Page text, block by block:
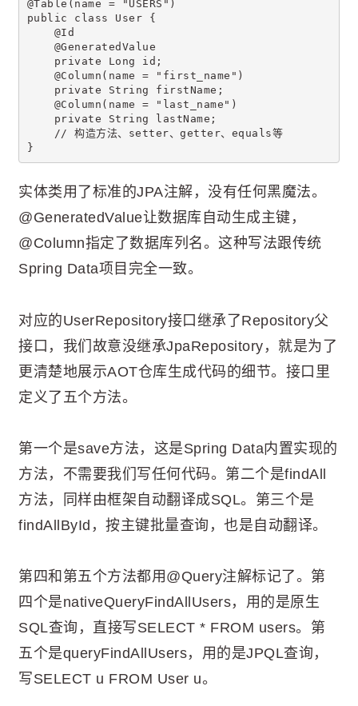
@Table(name = "USERS")
public class User {
@Id
@GeneratedValue
private Long id;
@Column(name = "first_name")
private String firstName;
@Column(name = "last_name")
private String lastName;
// 构造方法、setter、getter、equals等
}
实体类用了标准的JPA注解，没有任何黑魔法。
@GeneratedValue让数据库自动生成主键，
@Column指定了数据库列名。这种写法跟传统
Spring Data项目完全一致。
对应的UserRepository接口继承了Repository父
接口，我们故意没继承JpaRepository，就是为了
更清楚地展示AOT仓库生成代码的细节。接口里
定义了五个方法。
第一个是save方法，这是Spring Data内置实现的
方法，不需要我们写任何代码。第二个是findAll
方法，同样由框架自动翻译成SQL。第三个是
findAllById，按主键批量查询，也是自动翻译。
第四和第五个方法都用@Query注解标记了。第
四个是nativeQueryFindAllUsers，用的是原生
SQL查询，直接写SELECT * FROM users。第
五个是queryFindAllUsers，用的是JPQL查询，
写SELECT u FROM User u。